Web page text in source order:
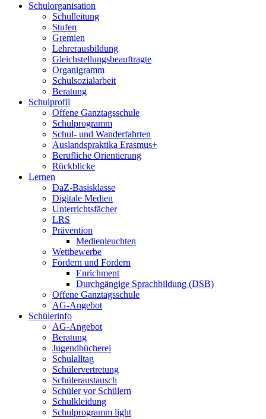
Schulorganisation
Schulleitung
Stufen
Gremien
Lehrerausbildung
Gleichstellungsbeauftragte
Organigramm
Schulsozialarbeit
Beratung
Schulprofil
Offene Ganztagsschule
Schulprogramm
Schul- und Wanderfahrten
Auslandspraktika Erasmus+
Berufliche Orientierung
Rückblicke
Lernen
DaZ-Basisklasse
Digitale Medien
Unterrichtsfächer
LRS
Prävention
Medienleuchten
Wettbewerbe
Fördern und Fordern
Enrichment
Durchgängige Sprachbildung (DSB)
Offene Ganztagsschule
AG-Angebot
Schülerinfo
AG-Angebot
Beratung
Jugendbücherei
Schulalltag
Schülervertretung
Schüleraustausch
Schüler vor Schülern
Schulkleidung
Schulprogramm light